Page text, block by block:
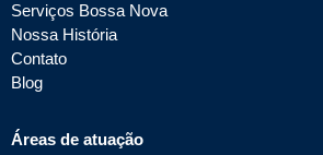
Serviços Bossa Nova
Nossa História
Contato
Blog
Áreas de atuação